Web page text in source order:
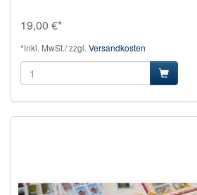
19,00 €*
*inkl. MwSt./ zzgl. Versandkosten